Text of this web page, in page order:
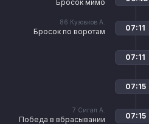
Бросок мимо
86 Кузовков А.
Бросок по воротам 07:11
07:11
07:15
7 Сигал А.
Победа в вбрасывании 07:15